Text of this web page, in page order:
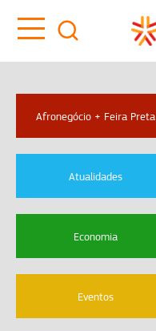
Afronegócio + Feira Preta
Atualidades
Economia
Eventos